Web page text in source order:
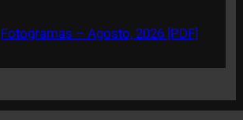
Fotogramas – Agosto, 2026 [PDF]